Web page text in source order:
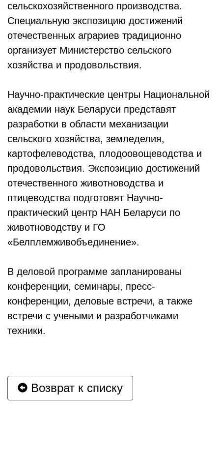
сельскохозяйственного производства.
Специальную экспозицию достижений
отечественных аграриев традиционно
организует Министерство сельского
хозяйства и продовольствия.
Научно-практические центры Национальной
академии наук Беларуси представят
разработки в области механизации
сельского хозяйства, земледелия,
картофелеводства, плодоовощеводства и
продовольствия. Экспозицию достижений
отечественного животноводства и
птицеводства подготовят Научно-
практический центр НАН Беларуси по
животноводству и ГО
«Белплемживобъединение».
В деловой программе запланированы
конференции, семинары, пресс-
конференции, деловые встречи, а также
встречи с учеными и разработчиками
техники.
Возврат к списку